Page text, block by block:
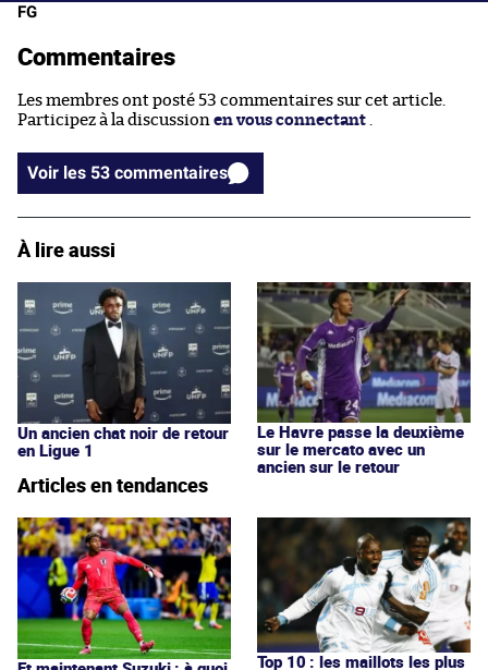
FG
Commentaires
Les membres ont posté 53 commentaires sur cet article.
Participez à la discussion en vous connectant
Voir les 53 commentaires
À lire aussi
Un ancien chat noir de retour
en Ligue 1
Le Havre passe la deuxième
sur le mercato avec un
ancien sur le retour
Articles en tendances
Top 10 : les maillots les plus